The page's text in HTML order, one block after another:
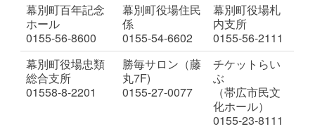
幕別町百年記念
ホール
0155-56-8600
幕別町役場住民
係
0155-54-6602
幕別町役場札
内支所
0155-56-2111
幕別町役場忠類
総合支所
01558-8-2201
勝毎サロン（藤
丸7F)
0155-27-0077
チケットらい
ぶ
（帯広市民文
化ホール）
0155-23-8111